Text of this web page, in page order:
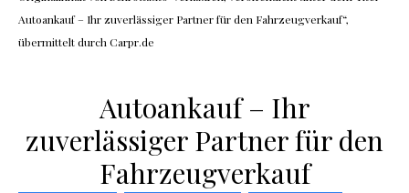
Autoankauf – Ihr zuverlässiger Partner für den Fahrzeugverkauf“,
übermittelt durch Carpr.de
Autoankauf – Ihr
zuverlässiger Partner für den
Fahrzeugverkauf